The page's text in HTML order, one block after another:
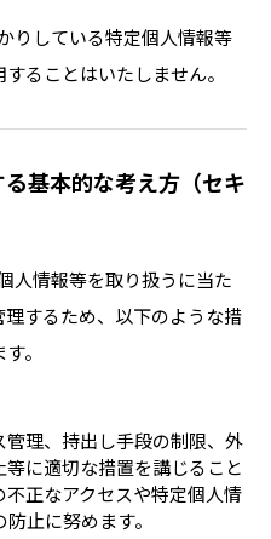
している特定個人情報等
ることはいたしません。
る基本的な考え方（セキ
情報等を取り扱うに当た
するため、以下のような措
。
理、持出し手段の制限、外
に適切な措置を講じること
正なアクセスや特定個人情
止に努めます。